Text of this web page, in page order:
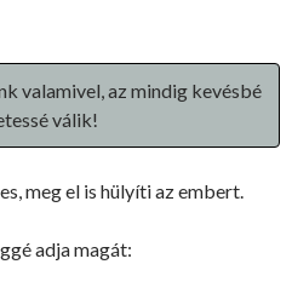
valamivel, az mindig kevésbé
válik!
meg el is hülyíti az embert.
adja magát: